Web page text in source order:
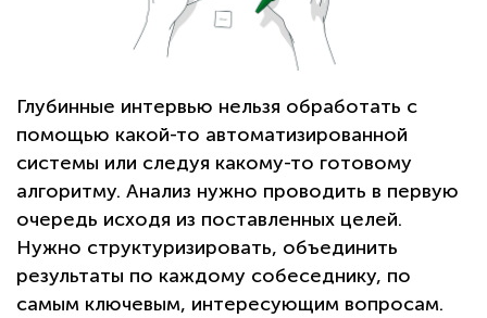
Глубинные интервью нельзя обработать с
помощью какой-то автоматизированной
системы или следуя какому-то готовому
алгоритму. Анализ нужно проводить в первую
очередь исходя из поставленных целей.
Нужно структуризировать, объединить
результаты по каждому собеседнику, по
самым ключевым, интересующим вопросам.